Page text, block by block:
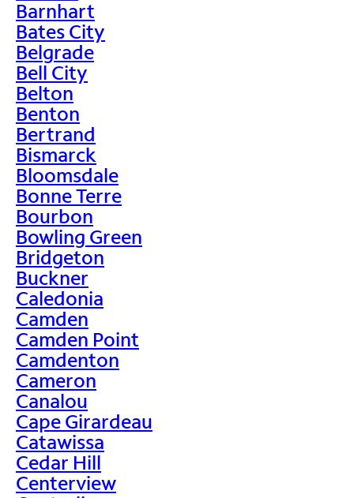
Barnhart
Bates City
Belgrade
Bell City
Belton
Benton
Bertrand
Bismarck
Bloomsdale
Bonne Terre
Bourbon
Bowling Green
Bridgeton
Buckner
Caledonia
Camden
Camden Point
Camdenton
Cameron
Canalou
Cape Girardeau
Catawissa
Cedar Hill
Centerview